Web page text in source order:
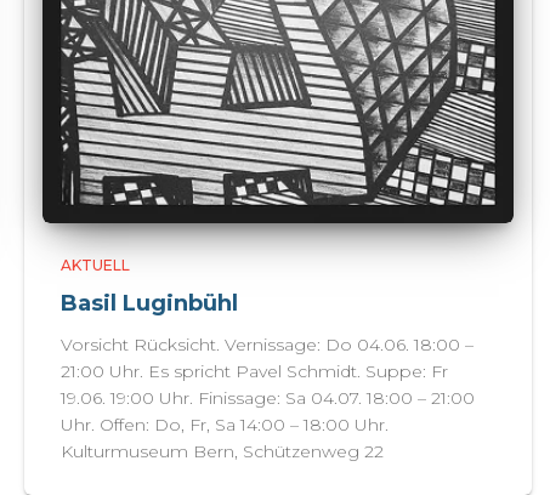
AKTUELL
Basil Luginbühl
Vorsicht Rücksicht. Vernissage: Do 04.06. 18:00 –
21:00 Uhr. Es spricht Pavel Schmidt. Suppe: Fr
19.06. 19:00 Uhr. Finissage: Sa 04.07. 18:00 – 21:00
Uhr. Offen: Do, Fr, Sa 14:00 – 18:00 Uhr.
Kulturmuseum Bern, Schützenweg 22